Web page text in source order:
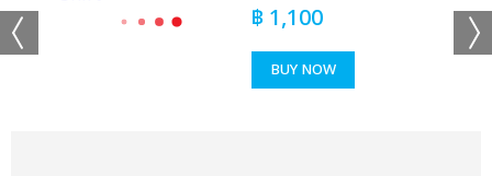
฿ 1,100
BUY NOW